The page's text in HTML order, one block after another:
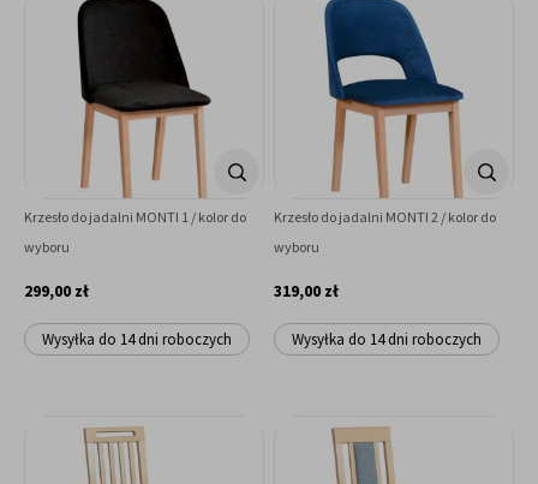
Krzesło do jadalni MONTI 1 / kolor do
wyboru
299,00 zł
Wysyłka do 14 dni roboczych
Krzesło do jadalni MONTI 2 / kolor do
wyboru
319,00 zł
Wysyłka do 14 dni roboczych